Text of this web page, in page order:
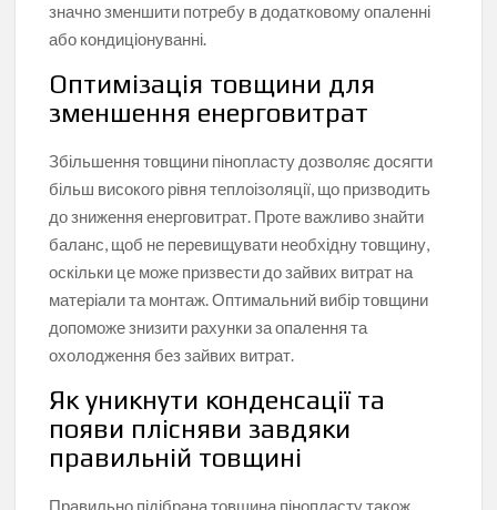
значно зменшити потребу в додатковому опаленні
або кондиціонуванні.
Оптимізація товщини для
зменшення енерговитрат
Збільшення товщини пінопласту дозволяє досягти
більш високого рівня теплоізоляції, що призводить
до зниження енерговитрат. Проте важливо знайти
баланс, щоб не перевищувати необхідну товщину,
оскільки це може призвести до зайвих витрат на
матеріали та монтаж. Оптимальний вибір товщини
допоможе знизити рахунки за опалення та
охолодження без зайвих витрат.
Як уникнути конденсації та
появи плісняви завдяки
правильній товщині
Правильно підібрана товщина пінопласту також